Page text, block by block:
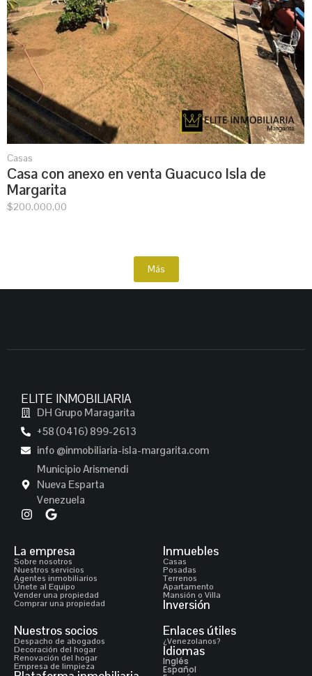
Casas
Casa con anexo en venta Guacuco Isla de
Margarita
$200.000,00
Más
ELITE INMOBILIARIA
DH Grupo Maragarita
+58 (0416) 899-2613
info @inmobiliaria-isla-margarita.com
Municipio Arismendi
Nueva Esparta
Venezuela
La empresa
Sobre nosotros
Nuestros servicios
Agentes inmobiliarios
Únete al Equipo
Vender una propiedad
Comprar una propiedad
Inmuebles
Casas
Posadas
Terrenos
Apartamento
Mansión o Villa
Inversión
Nuestros socios
Despacho de abogados
Decoración del hogar
Renovación del hogar
Empresa de limpieza
Enlaces útiles
¿Venezolanos?
Idiomas
Inglés
Español